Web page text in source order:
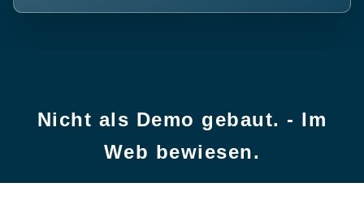
Nicht als Demo gebaut. - Im
Web bewiesen.